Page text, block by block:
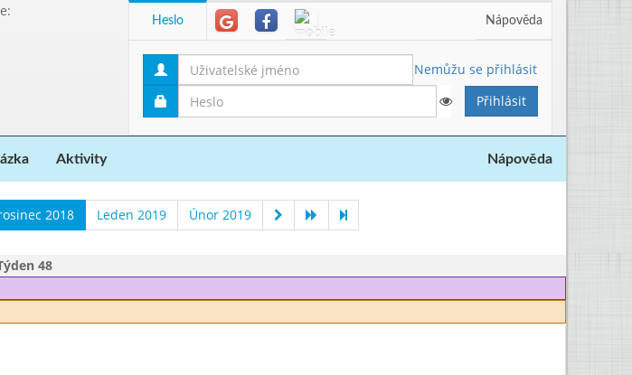
Heslo Nápověda
Nemůžu se přihlásit
Aktivity Nápověda
2018 Leden 2019 Únor 2019
48